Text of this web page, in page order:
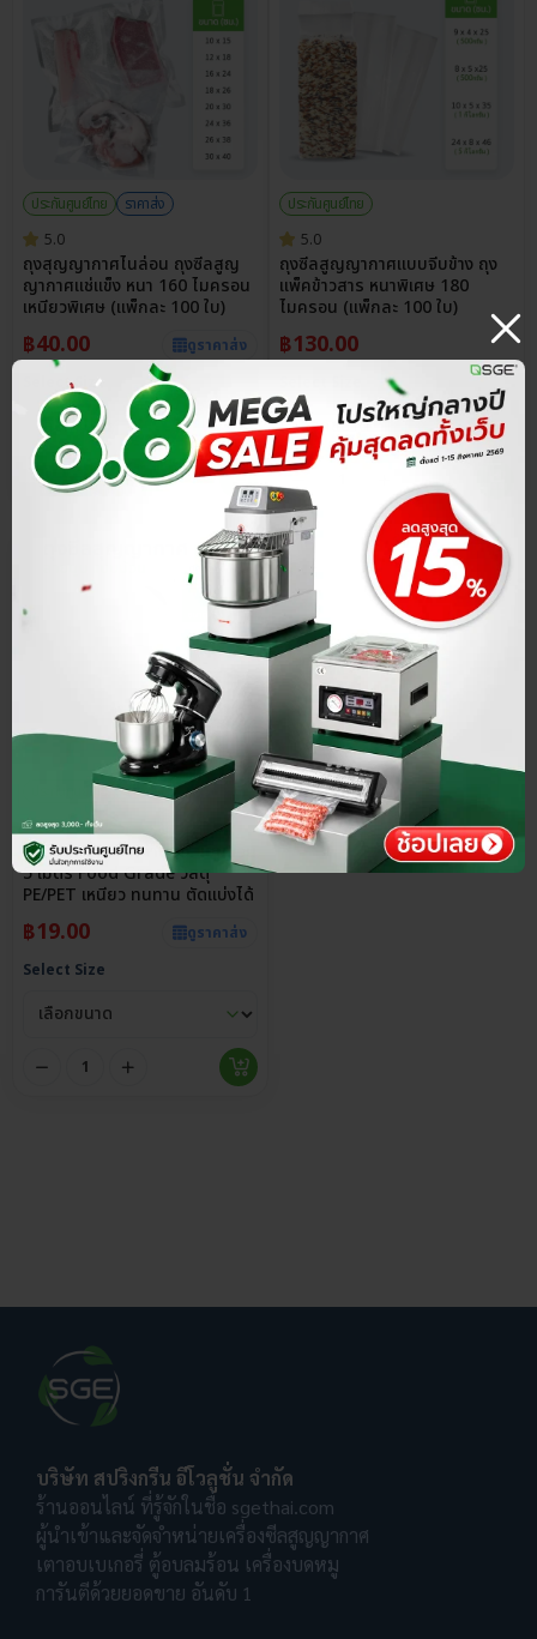
ประกันศูนย์ไทย
ราคาส่ง
5.0
ถุงสุญญากาศไนล่อน ถุงซีลสูญ
ญากาศแช่แข็ง หนา 160 ไมครอน
เหนียวพิเศษ (แพ็กละ 100 ใบ)
฿40.00
ดูราคาส่ง
Select Size
ประกันศูนย์ไทย
5.0
ถุงซีลสูญญากาศแบบจีบข้าง ถุง
แพ็คข้าวสาร หนาพิเศษ 180
ไมครอน (แพ็กละ 100 ใบ)
฿130.00
ประกันศูนย์ไทย
ราคาส่ง
5.0
ถุงซีลสุญญากาศลายนูน แบบม้วน
5 เมตร Food Grade วัสดุ
PE/PET เหนียว ทนทาน ตัดแบ่งได้
฿19.00
ดูราคาส่ง
Select Size
บริษัท สปริงกรีน อีโวลูชั่น จำกัด
ร้านออนไลน์ ที่รู้จักในชื่อ sgethai.com
ผู้นำเข้าและจัดจำหน่ายเครื่องซีลสูญญากาศ
เตาอบเบเกอรี่ ตู้อบลมร้อน เครื่องบดหมู
การันตีด้วยยอดขาย อันดับ 1